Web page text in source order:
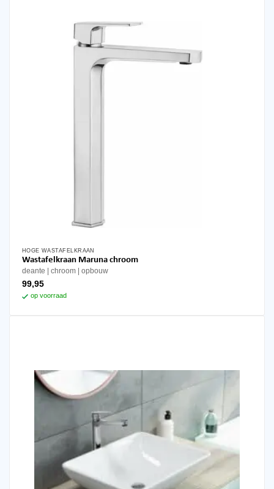
HOGE WASTAFELKRAAN
Wastafelkraan Maruna chroom
deante chroom opbouw
99,95
op voorraad